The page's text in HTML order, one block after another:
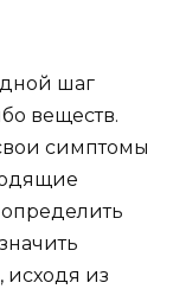
шаг
веществ.
симптомы
из